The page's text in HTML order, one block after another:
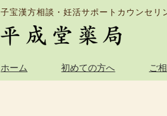
子宝漢方相談・妊活サポートカウンセリ
ホーム 初めての方へ ご